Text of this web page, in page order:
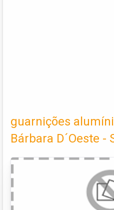
guarnições
Bárbara D´Oeste -